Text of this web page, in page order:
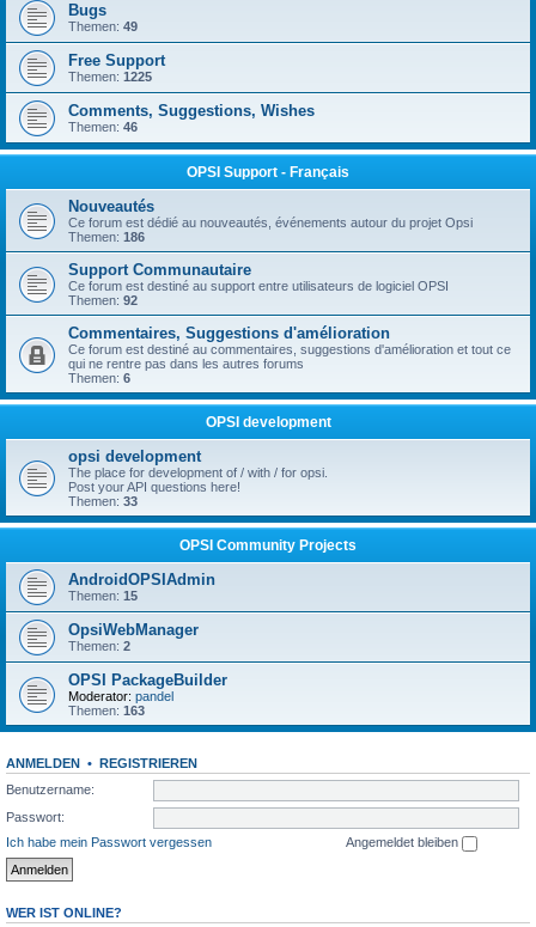
Bugs
Themen: 49
Free Support
Themen: 1225
Comments, Suggestions, Wishes
Themen: 46
OPSI Support - Français
Nouveautés
Ce forum est dédié au nouveautés, événements autour du projet Opsi
Themen: 186
Support Communautaire
Ce forum est destiné au support entre utilisateurs de logiciel OPSI
Themen: 92
Commentaires, Suggestions d'amélioration
Ce forum est destiné au commentaires, suggestions d'amélioration et tout ce
qui ne rentre pas dans les autres forums
Themen: 6
OPSI development
opsi development
The place for development of / with / for opsi.
Post your API questions here!
Themen: 33
OPSI Community Projects
AndroidOPSIAdmin
Themen: 15
OpsiWebManager
Themen: 2
OPSI PackageBuilder
Moderator: pandel
Themen: 163
ANMELDEN • REGISTRIEREN
Benutzername:
Passwort:
Ich habe mein Passwort vergessen
Angemeldet bleiben
WER IST ONLINE?